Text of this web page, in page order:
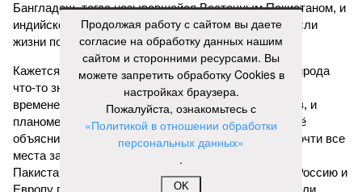
Бангладеш, тогда называвшейся Восточным Пакистаном, и
индийского штата Западная Бенгалия. Шторма унесли
жизни полумиллиона человек.
Кажется, стремящаяся сохранить свою чистоту природа
что-то знала о том, какие именно страны станут со
временем самыми «грязными» в плане производств, и
планомерно подтачивала их демографию. А как ещё
объяснить то, что в топ-10 природных катастроф почти все
места занимают бедствия, разразившиеся в Индии,
Пакистане, Бангладеш и Турции? Что характерно, Россию и
Европу подобные катастрофы никогда не затрагивали,
Продолжая работу с сайтом вы даете
согласие на обработку данных нашим
сайтом и сторонними ресурсами. Вы
можете запретить обработку Cookies в
настройках браузера.
Пожалуйста, ознакомьтесь с
«Политикой в отношении обработки
персональных данных»
.
OK